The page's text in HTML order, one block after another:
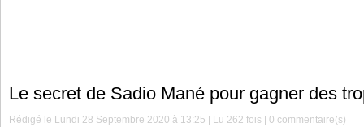
Le secret de Sadio Mané pour gagner des
Rédigé le Lundi 28 Septembre 2020 à 13:25 | Lu 262 fois |0 commentaire(s)